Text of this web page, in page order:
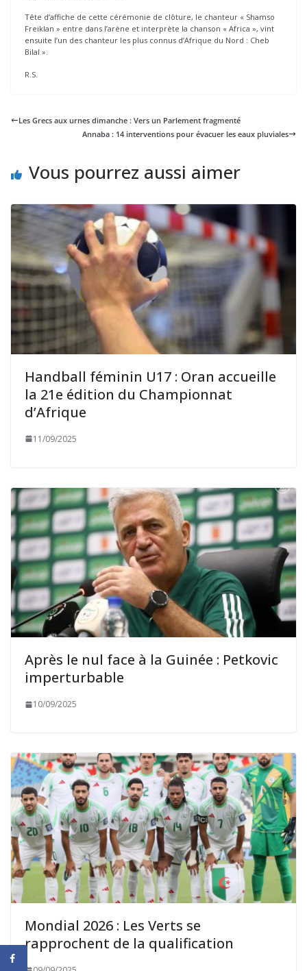
Tête d’affiche de cette cérémonie de clôture, le chanteur « Shamso
Freiklan » entre dans l’arène et interprète la chanson « Africa », vint
ensuite l’un des chanteur les plus connus d’Afrique du Nord : Cheb
Bilal ».
R.S.
Les Grecs aux urnes dimanche : Vers un Parlement fragmenté
Annaba : 14 interventions pour évacuer les eaux pluviales
Vous pourrez aussi aimer
Handball féminin U17 : Oran accueille
la 21e édition du Championnat
d’Afrique
11/09/2025
Après le nul face à la Guinée : Petkovic
imperturbable
10/09/2025
Mondial 2026 : Les Verts se
rapprochent de la qualification